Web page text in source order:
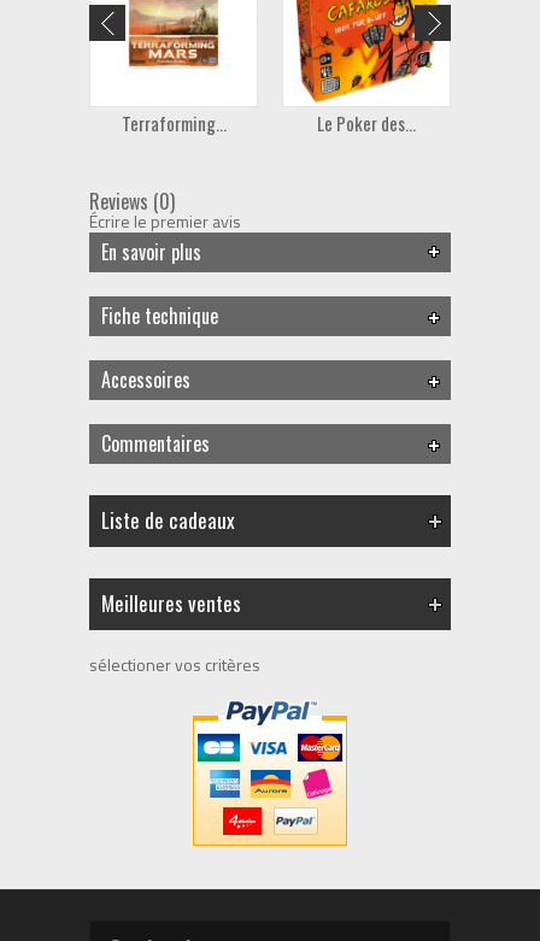
Terraforming... Le Poker des...
Reviews (0)
Écrire le premier avis
En savoir plus
Fiche technique
Accessoires
Commentaires
Liste de cadeaux
Meilleures ventes
sélectioner vos critères